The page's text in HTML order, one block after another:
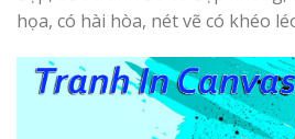
họa, có hài hòa, nét vẽ có khéo